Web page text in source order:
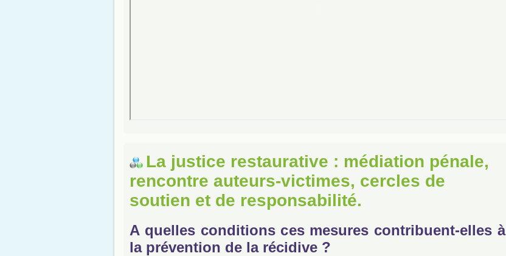
La justice restaurative : médiation pénale,
rencontre auteurs-victimes, cercles de
soutien et de responsabilité.
A quelles conditions ces mesures contribuent-elles à
la prévention de la récidive ?